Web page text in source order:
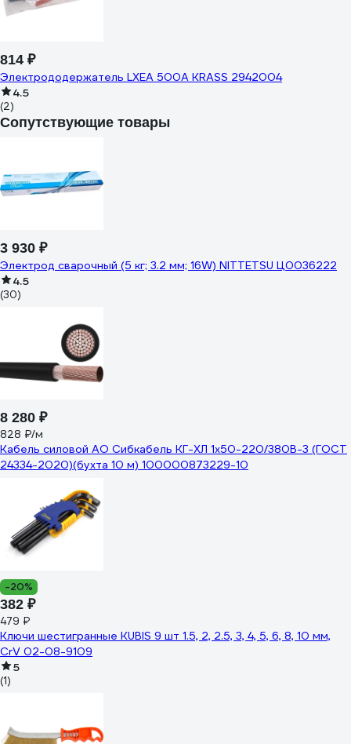
814 ₽
Электрододержатель LXEA 500A KRASS 2942004
4.5
(2)
Сопутствующие товары
3 930 ₽
Электрод сварочный (5 кг; 3.2 мм; 16W) NITTETSU Ц0036222
4.5
(30)
8 280 ₽
828 ₽/м
Кабель силовой АО Сибкабель КГ-ХЛ 1х50-220/380В-3 (ГОСТ
24334-2020)(бухта 10 м) 100000873229-10
-20%
382 ₽
479 ₽
Ключи шестигранные KUBIS 9 шт 1.5, 2, 2.5, 3, 4, 5, 6, 8, 10 мм,
CrV 02-08-9109
5
(1)